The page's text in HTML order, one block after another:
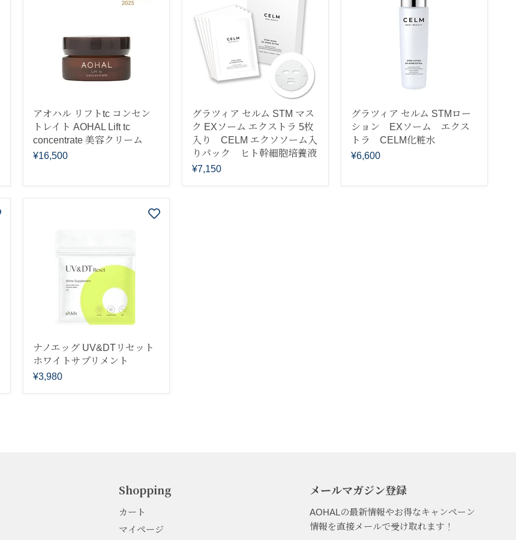
アオハル リフトtc コンセン
トレイト AOHAL Lift tc
concentrate 美容クリーム
¥16,500
グラツィア セルム STM マス
ク EXソーム エクストラ 5枚
入り CELM エクソソーム入
りパック ヒト幹細胞培養液
¥7,150
グラツィア セルム STMロー
ション EXソーム エクス
トラ CELM化粧水
¥6,600
ナノエッグ UV&DTリセット
ホワイトサプリメント
¥3,980
Shopping
カート
マイページ
メールマガジン登録
AOHALの最新情報やお得なキャンペーン
情報を直接メールで受け取れます！